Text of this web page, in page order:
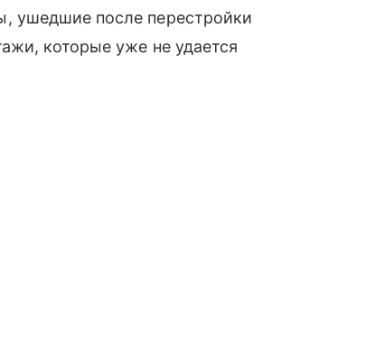
ушедшие после перестройки
которые уже не удается